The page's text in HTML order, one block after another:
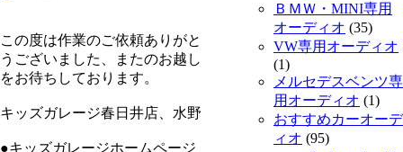
この度は作業のご依頼ありがと
うございました、またのお越し
をお待ちしております。
キッズガレージ春日井店、水野
●キッズガレージホームページ
ＢＭＷ・MINI専用
オーディオ (35)
VW専用オーディオ
(1)
メルセデスベンツ専
用オーディオ (1)
おすすめカーオーデ
ィオ (95)